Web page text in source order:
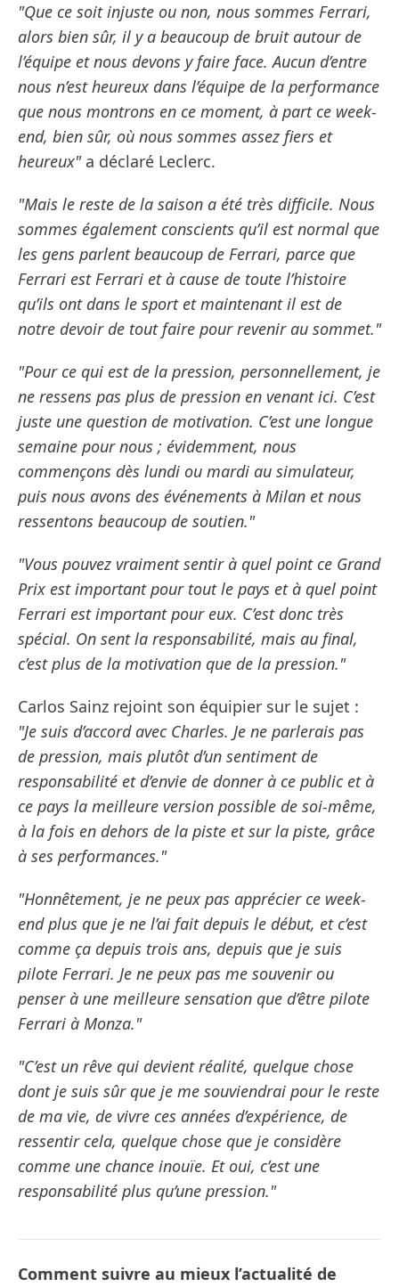
"Que ce soit injuste ou non, nous sommes Ferrari,
alors bien sûr, il y a beaucoup de bruit autour de
l’équipe et nous devons y faire face. Aucun d’entre
nous n’est heureux dans l’équipe de la performance
que nous montrons en ce moment, à part ce week-
end, bien sûr, où nous sommes assez fiers et
heureux"a déclaré Leclerc.
"Mais le reste de la saison a été très difficile. Nous
sommes également conscients qu’il est normal que
les gens parlent beaucoup de Ferrari, parce que
Ferrari est Ferrari et à cause de toute l’histoire
qu’ils ont dans le sport et maintenant il est de
notre devoir de tout faire pour revenir au sommet."
"Pour ce qui est de la pression, personnellement, je
ne ressens pas plus de pression en venant ici. C’est
juste une question de motivation. C’est une longue
semaine pour nous ; évidemment, nous
commençons dès lundi ou mardi au simulateur,
puis nous avons des événements à Milan et nous
ressentons beaucoup de soutien."
"Vous pouvez vraiment sentir à quel point ce Grand
Prix est important pour tout le pays et à quel point
Ferrari est important pour eux. C’est donc très
spécial. On sent la responsabilité, mais au final,
c’est plus de la motivation que de la pression."
Carlos Sainz rejoint son équipier sur le sujet :
"Je suis d’accord avec Charles. Je ne parlerais pas
de pression, mais plutôt d’un sentiment de
responsabilité et d’envie de donner à ce public et à
ce pays la meilleure version possible de soi-même,
à la fois en dehors de la piste et sur la piste, grâce
à ses performances."
"Honnêtement, je ne peux pas apprécier ce week-
end plus que je ne l’ai fait depuis le début, et c’est
comme ça depuis trois ans, depuis que je suis
pilote Ferrari. Je ne peux pas me souvenir ou
penser à une meilleure sensation que d’être pilote
Ferrari à Monza."
"C’est un rêve qui devient réalité, quelque chose
dont je suis sûr que je me souviendrai pour le reste
de ma vie, de vivre ces années d’expérience, de
ressentir cela, quelque chose que je considère
comme une chance inouïe. Et oui, c’est une
responsabilité plus qu’une pression."
Comment suivre au mieux l’actualité de